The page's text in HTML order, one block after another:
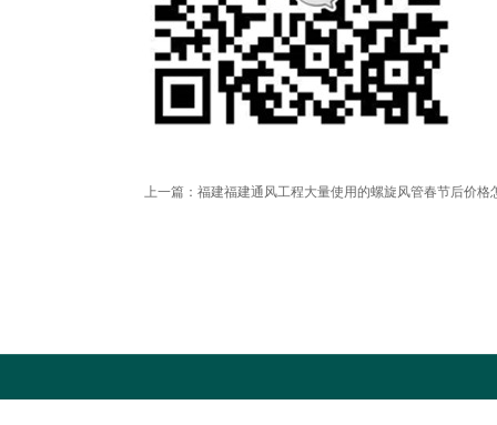
上一篇： 福建福建通风工程大量使用的螺旋风管春节后价格怎样